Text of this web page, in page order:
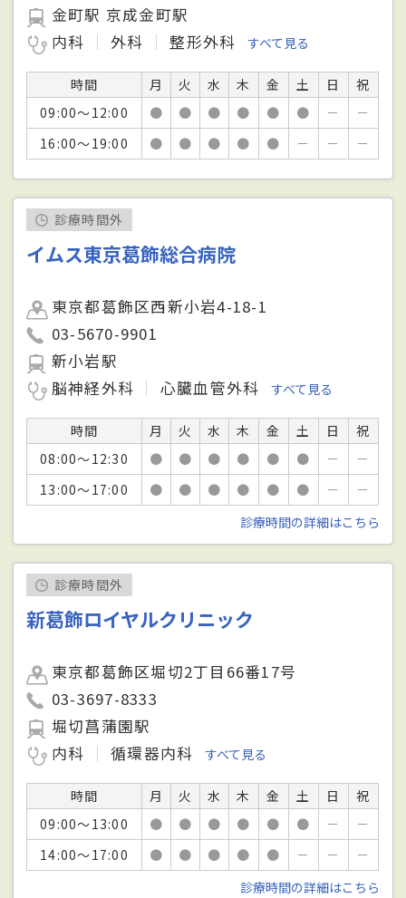
金町駅 京成金町駅
内科
外科 整形外科 すべて見る
時間 月 火 水 木 金 土 日
祝
09:00～12:00
● ● ● ● ● ● －
－
16:00～19:00
● ● ● ● ● － － －
診療時間外
イムス東京葛飾総合病院
東京都葛飾区西新小岩4-18-1
03-5670-9901
新小岩駅
脳神経外科
心臓血管外科 すべて見る
時間 月 火 水 木 金 土 日
祝
08:00～12:30
● ● ● ● ● ● －
－
13:00～17:00
● ● ● ● ● ● －
－
診療時間の詳細はこちら
診療時間外
新葛飾ロイヤルクリニック
東京都葛飾区堀切2丁目66番17号
03-3697-8333
堀切菖蒲園駅
内科
循環器内科 すべて見る
時間 月 火 水 木 金 土 日
祝
09:00～13:00
● ● ● ● ● ● －
－
14:00～17:00
● ● ● ● ● － －
－
診療時間の詳細はこちら